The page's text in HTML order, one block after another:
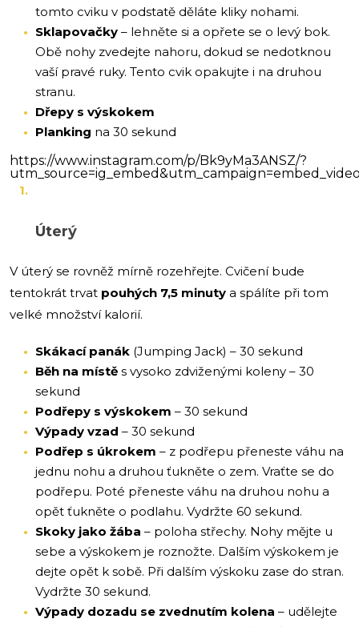
tomto cviku v podstatě děláte kliky nohami.
Sklapovačky – lehněte si a opřete se o levý bok.
Obě nohy zvedejte nahoru, dokud se nedotknou
vaší pravé ruky. Tento cvik opakujte i na druhou
stranu.
Dřepy s výskokem
Planking na 30 sekund
https://www.instagram.com/p/Bk9yMa3ANSZ/?
Úterý
V úterý se rovněž mírně rozehřejte. Cvičení bude
tentokrát trvat pouhých 7,5 minuty a spálíte při tom
velké množství kalorií.
Skákací panák (Jumping Jack) – 30 sekund
Běh na místě s vysoko zdviženými koleny – 30
sekund
Podřepy s výskokem – 30 sekund
Výpady vzad – 30 sekund
Podřep s úkrokem – z podřepu přeneste váhu na
jednu nohu a druhou ťukněte o zem. Vraťte se do
podřepu. Poté přeneste váhu na druhou nohu a
opět ťukněte o podlahu. Vydržte 60 sekund.
Skoky jako žába – poloha střechy. Nohy mějte u
sebe a výskokem je roznožte. Dalším výskokem je
dejte opět k sobě. Při dalším výskoku zase do stran.
Vydržte 30 sekund.
Výpady dozadu se zvednutím kolena – udělejte